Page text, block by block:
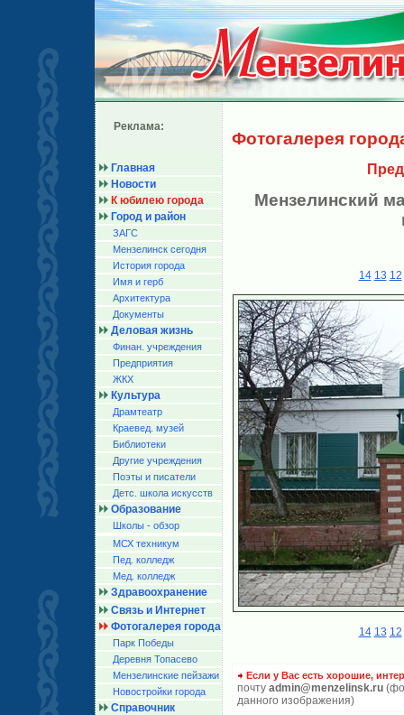
Реклама:
Главная
Новости
К юбилею города
Город и район
ЗАГС
Мензелинск сегодня
История города
Имя и герб
Архитектура
Документы
Деловая жизнь
Финан. учреждения
Предприятия
ЖКХ
Культура
Драмтеатр
Краевед. музей
Библиотеки
Другие учреждения
Поэты и писатели
Детс. школа искусств
Образование
Школы - обзор
МСХ техникум
Пед. колледж
Мед. колледж
Здравоохранение
Связь и Интернет
Фотогалерея города
Парк Победы
Деревня Топасево
Мензелинские пейзажи
Новостройки города
Справочник
Фотогалерея
Мензелинский
14 13 12
14 13 12
Если у Вас есть хорошие,
почту admin@menzelinsk.ru
данного изображения)